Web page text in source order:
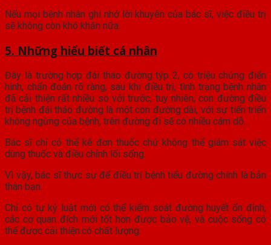
Nếu mọi bệnh nhân ghi nhớ lời khuyên của bác sĩ, việc điều trị
sẽ không còn khó khăn nữa.
5. Những hiểu biết cá nhân
Đây là trường hợp đái tháo đường týp 2, có triệu chứng điển
hình, chẩn đoán rõ ràng, sau khi điều trị, tình trạng bệnh nhân
đã cải thiện rất nhiều so với trước, tuy nhiên, con đường điều
trị bệnh đái tháo đường là một con đường dài, với sự tiến triển
không ngừng của bệnh, trên đường đi sẽ có nhiều cám dỗ.
Bác sĩ chỉ có thể kê đơn thuốc chứ không thể giám sát việc
dùng thuốc và điều chỉnh lối sống.
Vì vậy, bác sĩ thực sự để điều trị bệnh tiểu đường chính là bản
thân bạn.
Chỉ có tự kỷ luật mới có thể kiểm soát đường huyết ổn định,
các cơ quan đích mới tốt hơn được bảo vệ, và cuộc sống có
thể được cải thiện.có chất lượng.